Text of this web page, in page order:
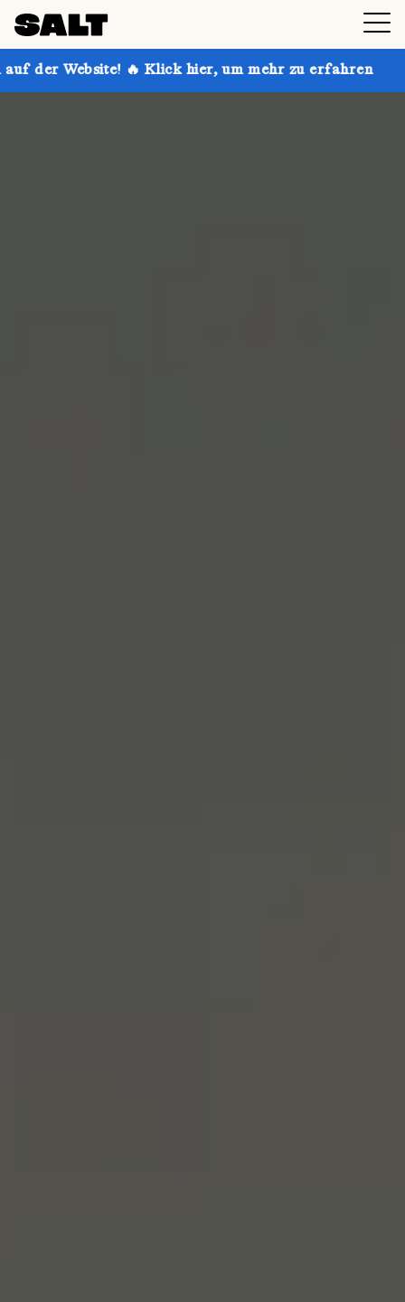
🔥 Klick hier, um mehr zu erfahren Hol dir bis zu